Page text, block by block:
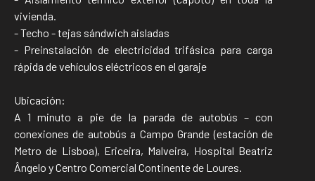
vivienda.
- Techo - tejas sándwich aisladas
- Preinstalación de electricidad trifásica para carga
rápida de vehículos eléctricos en el garaje
Ubicación:
A 1 minuto a pie de la parada de autobús – con
conexiones de autobús a Campo Grande (estación de
Metro de Lisboa), Ericeira, Malveira, Hospital Beatriz
Ângelo y Centro Comercial Continente de Loures.